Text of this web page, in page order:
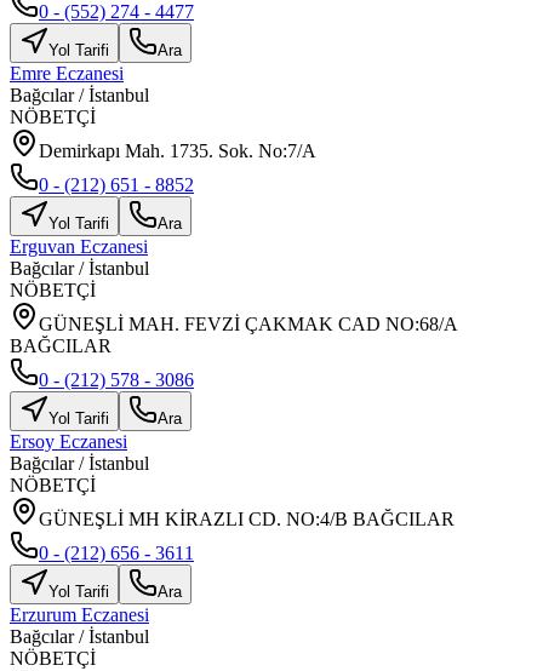
0 - (552) 274 - 4477
Yol Tarifi Ara
Emre Eczanesi
Bağcılar/İstanbul
NÖBETÇİ
Demirkapı Mah. 1735. Sok. No:7/A
0 - (212) 651 - 8852
Yol Tarifi Ara
Erguvan Eczanesi
Bağcılar/İstanbul
NÖBETÇİ
GÜNEŞLİ MAH. FEVZİ ÇAKMAK CAD NO:68/A
BAĞCILAR
0 - (212) 578 - 3086
Yol Tarifi Ara
Ersoy Eczanesi
Bağcılar/İstanbul
NÖBETÇİ
GÜNEŞLİ MH KİRAZLI CD. NO:4/B BAĞCILAR
0 - (212) 656 - 3611
Yol Tarifi Ara
Erzurum Eczanesi
Bağcılar/İstanbul
NÖBETÇİ